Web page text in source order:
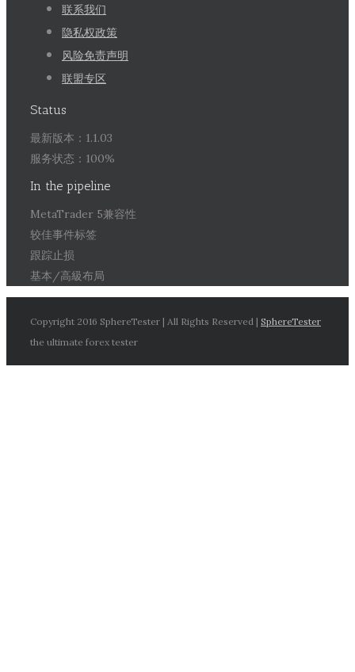
联系我们
隐私权政策
风险免责声明
联盟专区
Status
最新版本：1.1.03
服务状态：100%
In the pipeline
MetaTrader 5兼容性
较佳事件标签
跟踪止损
基本/高級布局
Copyright 2016 SphereTester | All Rights Reserved | SphereTester
the ultimate forex tester